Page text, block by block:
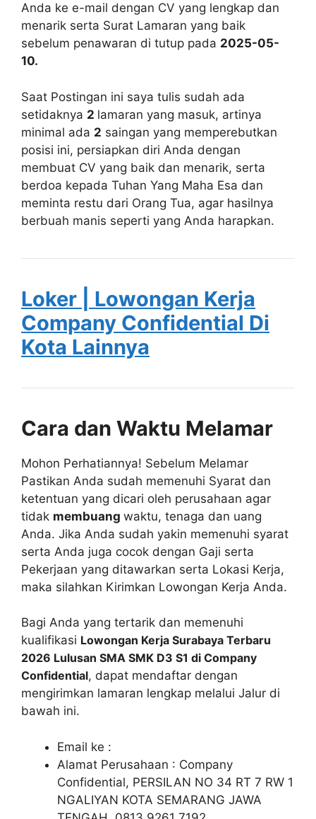
Anda ke e-mail dengan CV yang lengkap dan
menarik serta Surat Lamaran yang baik
sebelum penawaran di tutup pada 2025-05-
10.
Saat Postingan ini saya tulis sudah ada
setidaknya 2 lamaran yang masuk, artinya
minimal ada 2 saingan yang memperebutkan
posisi ini, persiapkan diri Anda dengan
membuat CV yang baik dan menarik, serta
berdoa kepada Tuhan Yang Maha Esa dan
meminta restu dari Orang Tua, agar hasilnya
berbuah manis seperti yang Anda harapkan.
Loker | Lowongan Kerja
Company Confidential Di
Kota Lainnya
Cara dan Waktu Melamar
Mohon Perhatiannya! Sebelum Melamar
Pastikan Anda sudah memenuhi Syarat dan
ketentuan yang dicari oleh perusahaan agar
tidak membuang waktu, tenaga dan uang
Anda. Jika Anda sudah yakin memenuhi syarat
serta Anda juga cocok dengan Gaji serta
Pekerjaan yang ditawarkan serta Lokasi Kerja,
maka silahkan Kirimkan Lowongan Kerja Anda.
Bagi Anda yang tertarik dan memenuhi
kualifikasi Lowongan Kerja Surabaya Terbaru
2026 Lulusan SMA SMK D3 S1 di Company
Confidential, dapat mendaftar dengan
mengirimkan lamaran lengkap melalui Jalur di
bawah ini.
Email ke :
Alamat Perusahaan : Company
Confidential, PERSILAN NO 34 RT 7 RW 1
NGALIYAN KOTA SEMARANG JAWA